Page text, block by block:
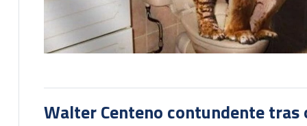
Walter Centeno contundente tras